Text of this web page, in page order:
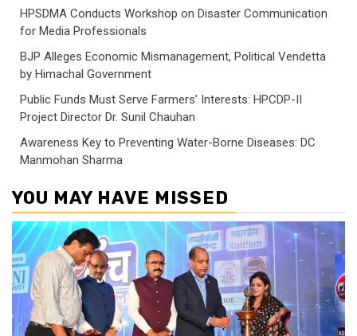
HPSDMA Conducts Workshop on Disaster Communication
for Media Professionals
BJP Alleges Economic Mismanagement, Political Vendetta
by Himachal Government
Public Funds Must Serve Farmers’ Interests: HPCDP-II
Project Director Dr. Sunil Chauhan
Awareness Key to Preventing Water-Borne Diseases: DC
Manmohan Sharma
YOU MAY HAVE MISSED